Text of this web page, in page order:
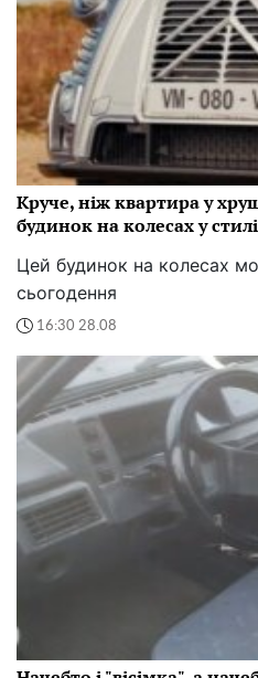
Круче, ніж квартира у
будинок на колесах у
Цей будинок на колесах
сьогодення
16:30 28.08